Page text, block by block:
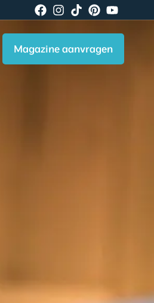
Magazine aanvragen